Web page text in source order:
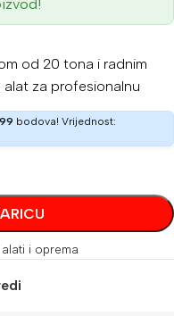
od 20 tona i radnim
za profesionalnu
bodova! Vrijednost:
alati i oprema